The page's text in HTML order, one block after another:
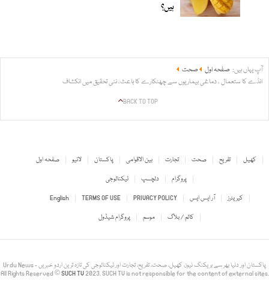
ہیں؟
آپ یہاں ہیں: صفحہ اول
صحت
انڈے کا ستعمال ، دماغی بیماریوں سے چھٹکارے کا باعث، نئی تحقیق میں انکشاف
BACK TO TOP
صفحہ اول لائیو پاکستان بین الاقوامی تجارت صحت تفریح
کھیل
ٹیکنالوجی
دلچسپ
پروگرام
English
TERMS OF USE PRIVACY POLICY آر ایس ایس
کیریئرز
پروگرام شیڈول
موسم کالم / بلاگ
Urdu News - پاکستان اور دنیا بھر سے بریکنگ نیوز، کھیل، صحت، تفریح، تجارت اور ٹیکنالوجی کی تازہ ترین اردو خبریں
All Rights Reserved ©SUCH TV2023. SUCH TV is not responsible for the content of external sites.